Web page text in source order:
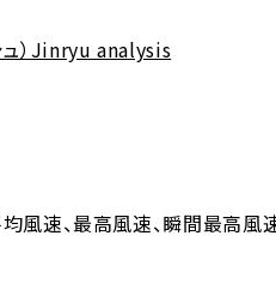
）Jinryu analysis
風速、最高風速、瞬間最高